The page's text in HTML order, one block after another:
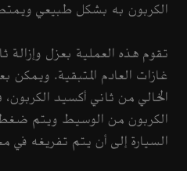
الكربون به بشكل طبيعي
تقوم هذه العملية بعزل وإزالة
غازات العادم المتبقية.
الخالي من ثاني أكسيد
الكربون من الوسيط ويتم
السيارة إلى أن يتم تفريغه في